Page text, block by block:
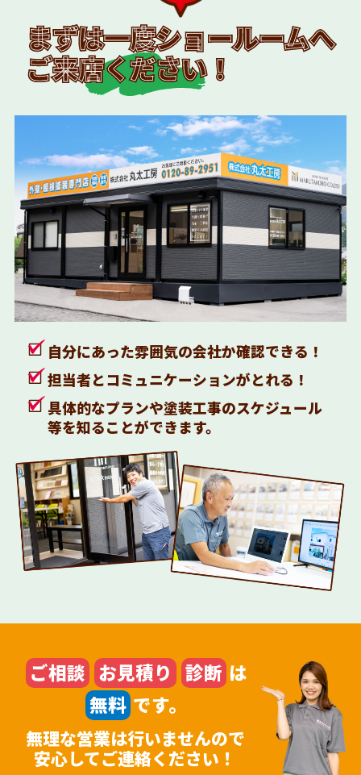
まずは一度ショールームへ
ご来店ください！
自分にあった雰囲気の会社か確認できる！
担当者とコミュニケーションがとれる！
具体的なプランや塗装工事のスケジュール
等を知ることができます。
ご相談 お見積り 診断 は
無料 です。
無理な営業は行いませんので
安心してご連絡ください！